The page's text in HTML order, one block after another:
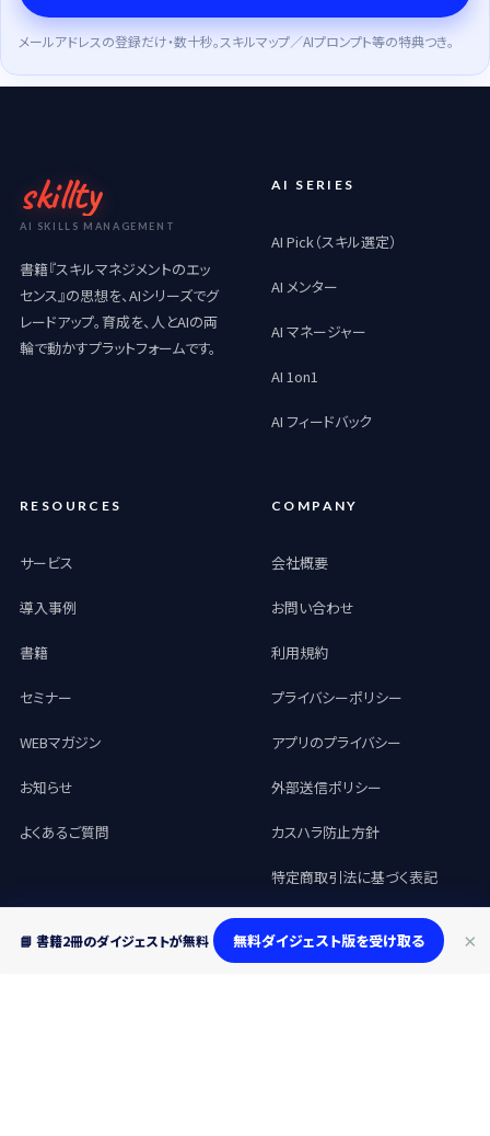
メールアドレスの登録だけ・数十秒。スキルマップ／AIプロンプト等の特典つき。
📘 書籍2冊のダイジェストが無料 無料ダイジェスト版を受け取る ×
skillty
AI SKILLS MANAGEMENT
書籍『スキルマネジメントのエッ
センス』の思想を、AIシリーズでグ
レードアップ。育成を、人とAIの両
輪で動かすプラットフォームです。
AI SERIES
AI Pick（スキル選定）
AI メンター
AI マネージャー
AI 1on1
AI フィードバック
RESOURCES
サービス
導入事例
書籍
セミナー
WEBマガジン
お知らせ
よくあるご質問
COMPANY
会社概要
お問い合わせ
利用規約
プライバシーポリシー
アプリのプライバシー
外部送信ポリシー
カスハラ防止方針
特定商取引法に基づく表記